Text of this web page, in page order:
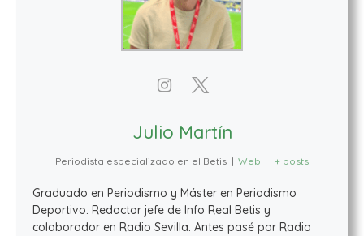
Julio Martín
Periodista especializado en el Betis | Web | + posts
Graduado en Periodismo y Máster en Periodismo
Deportivo. Redactor jefe de Info Real Betis y
colaborador en Radio Sevilla. Antes pasé por Radio